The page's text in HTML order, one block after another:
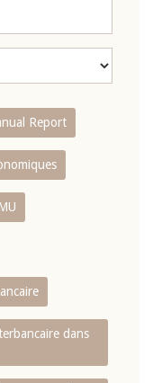
Report
dans